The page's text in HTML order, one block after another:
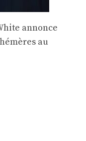
annonce
au